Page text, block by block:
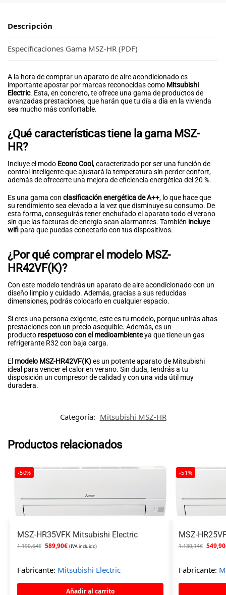
Descripción
Especificaciones Gama MSZ-HR (PDF)
A la hora de comprar un aparato de aire acondicionado es
importante apostar por marcas reconocidas como Mitsubishi
Electric. Esta, en concreto, te ofrece una gama de productos de
avanzadas prestaciones, que harán que tu día a día en la vivienda
sea mucho más confortable.
¿Qué características tiene la gama MSZ-
HR?
Incluye el modo Econo Cool,caracterizado por ser una función de
control inteligente que ajustará la temperatura sin perder confort,
además de ofrecerte una mejora de eficiencia energética del 20 %.
Es una gama con clasificación energética de A++, lo que hace que
su rendimiento sea elevado a la vez que disminuye su consumo. De
esta forma, conseguirás tener enchufado el aparato todo el verano
sin que las facturas de energía sean alarmantes. También incluye
wifi para que puedas conectarlo con tus dispositivos.
¿Por qué comprar el modelo MSZ-
HR42VF(K)?
Con este modelo tendrás un aparato de aire acondicionado con un
diseño limpio y cuidado. Además, gracias a sus reducidas
dimensiones, podrás colocarlo en cualquier espacio.
Si eres una persona exigente, este es tu modelo, porque unirás altas
prestaciones con un precio asequible. Además, es un
producto respetuoso con el medioambienteya que tiene un gas
refrigerante R32 con baja carga.
El modelo MSZ-HR42VF(K)es un potente aparato de Mitsubishi
ideal para vencer el calor en verano. Sin duda, tendrás a tu
disposición un compresor de calidad y con una vida útil muy
duradera.
Categoría: Mitsubishi MSZ-HR
Productos relacionados
-50%
MSZ-HR35VFK Mitsubishi Electric
1.190,64€ 589,90€ (IVA incluido)
Fabricante: Mitsubishi Electric
Añadir al carrito
-51%
MSZ-
1.130,14€ 549,90
Fabricante: